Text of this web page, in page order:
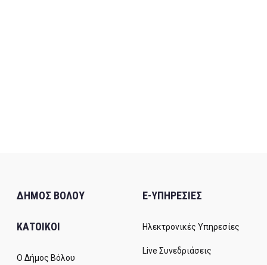
ΔΗΜΟΣ ΒΟΛΟΥ
ΚΑΤΟΙΚΟΙ
Ο Δήμος Βόλου
E-ΥΠΗΡΕΣΙΕΣ
Ηλεκτρονικές Υπηρεσίες
Live Συνεδριάσεις